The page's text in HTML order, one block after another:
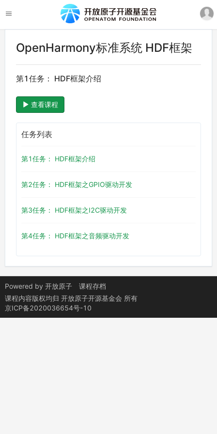
OpenHarmony标准系统 HDF框架
第1任务： HDF框架介绍
查看课程
任务列表
第1任务： HDF框架介绍
第2任务： HDF框架之GPIO驱动开发
第3任务： HDF框架之I2C驱动开发
第4任务： HDF框架之音频驱动开发
Powered by 开放原子
课程存档
课程内容版权均归 开放原子开源基金会 所有
京ICP备2020036654号-10